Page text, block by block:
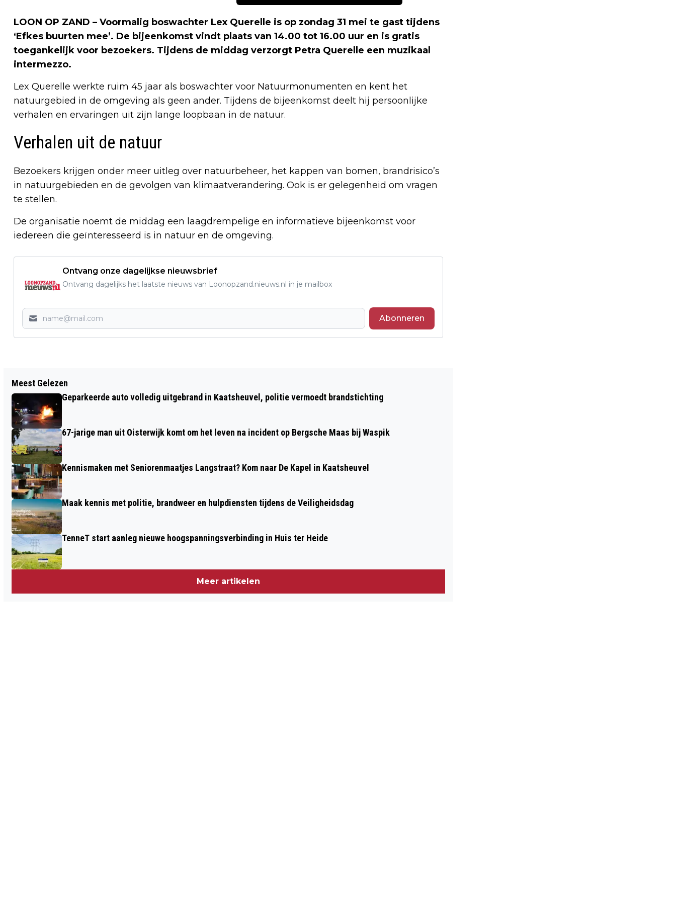
LOON OP ZAND – Voormalig boswachter Lex Querelle is op zondag 31 mei te gast tijdens
‘Efkes buurten mee’. De bijeenkomst vindt plaats van 14.00 tot 16.00 uur en is gratis
toegankelijk voor bezoekers. Tijdens de middag verzorgt Petra Querelle een muzikaal
intermezzo.
Lex Querelle werkte ruim 45 jaar als boswachter voor Natuurmonumenten en kent het
natuurgebied in de omgeving als geen ander. Tijdens de bijeenkomst deelt hij persoonlijke
verhalen en ervaringen uit zijn lange loopbaan in de natuur.
Verhalen uit de natuur
Bezoekers krijgen onder meer uitleg over natuurbeheer, het kappen van bomen, brandrisico’s
in natuurgebieden en de gevolgen van klimaatverandering. Ook is er gelegenheid om vragen
te stellen.
De organisatie noemt de middag een laagdrempelige en informatieve bijeenkomst voor
iedereen die geïnteresseerd is in natuur en de omgeving.
Ontvang onze dagelijkse nieuwsbrief
Ontvang dagelijks het laatste nieuws van Loonopzand.nieuws.nl in je mailbox
Abonneren
BESTUURDER BEVRIJD NADAT AUTO IN
SLOOT TERECHTKOMT BIJ WASPIK, REE
OVERLEDEN
FOODTRUCKS EN LIVEOPTREDENS IN
Meest Gelezen
Geparkeerde auto volledig uitgebrand in Kaatsheuvel, politie vermoedt brandstichting
67-jarige man uit Oisterwijk komt om het leven na incident op Bergsche Maas bij Waspik
Kennismaken met Seniorenmaatjes Langstraat? Kom naar De Kapel in Kaatsheuvel
Maak kennis met politie, brandweer en hulpdiensten tijdens de Veiligheidsdag
TenneT start aanleg nieuwe hoogspanningsverbinding in Huis ter Heide
Meer artikelen